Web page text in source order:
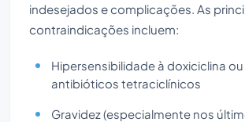
indesejados e complicações. As
contraindicações incluem:
Hipersensibilidade à doxiciclina
antibióticos tetraciclínicos
Gravidez (especialmente nos